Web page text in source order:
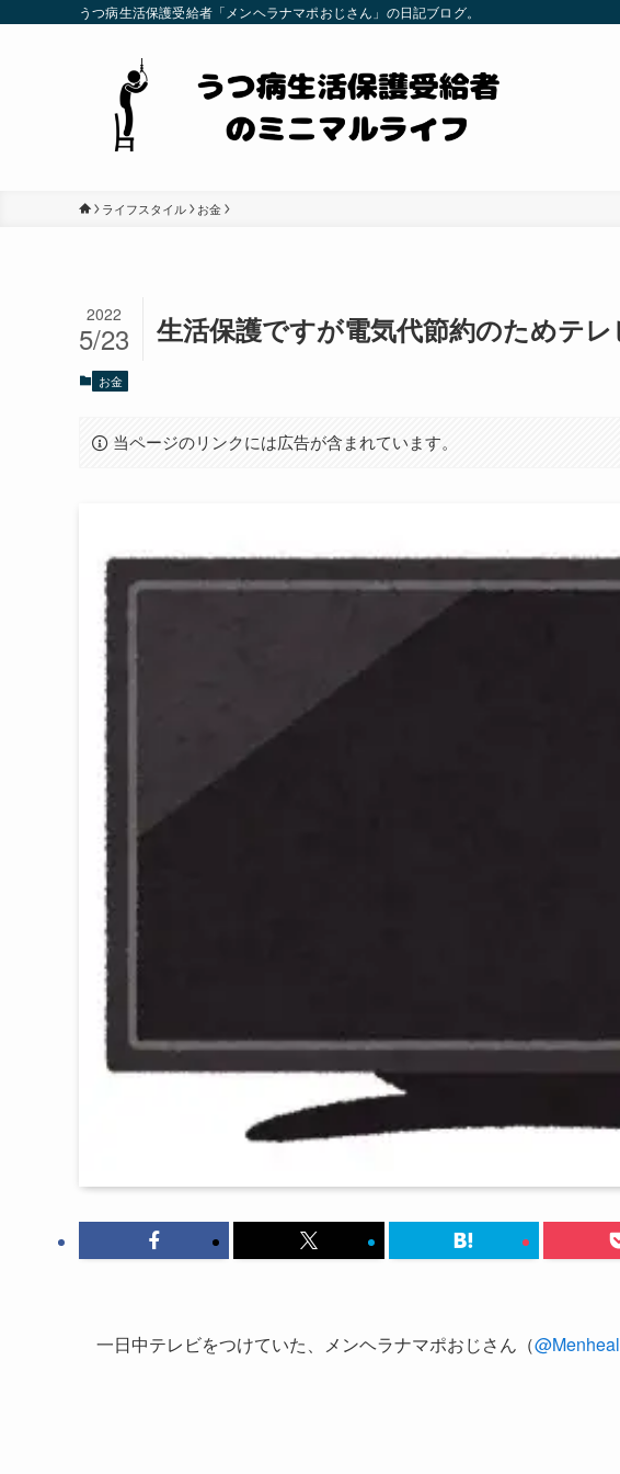
うつ病生活保護受給者「メンヘラナマポおじさん」の日記ブログ。
ライフスタイル お金
生活保護ですが電気代節約のためテ
2022
5/23
お金
当ページのリンクには広告が含まれています。
一日中テレビをつけていた、メンヘラナマポおじさん（